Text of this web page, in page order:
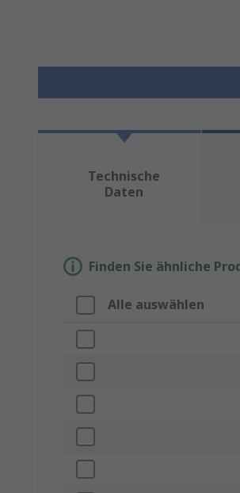
Technische
Daten
Finden Sie ähnliche
Alle auswählen